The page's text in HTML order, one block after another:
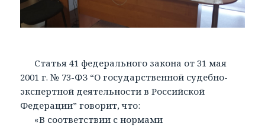
Статья 41 федерального закона от 31 мая
2001 г. № 73-ФЗ “О государственной судебно-
экспертной деятельности в Российской
Федерации” говорит, что:
«В соответствии с нормами